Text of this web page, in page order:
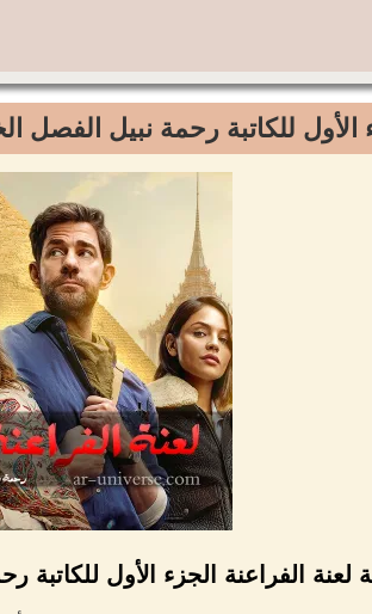
الأول للكاتبة رحمة نبيل الفصل
لعنة الفراعنة الجزء الأول